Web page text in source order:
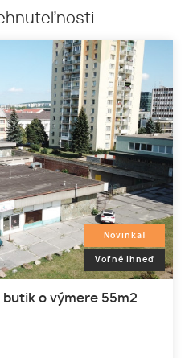
Novinka!
Voľné ihneď
butik o výmere 55m2